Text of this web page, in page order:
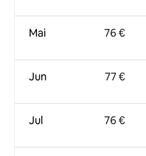
Mai
Jun
Jul
76 €
77 €
76 €